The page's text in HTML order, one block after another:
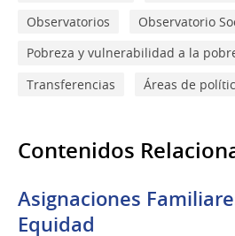
Observatorios
Observatorio
Pobreza y vulnerabilidad a la
Transferencias
Áreas de
Contenidos
Asignaciones
Equidad